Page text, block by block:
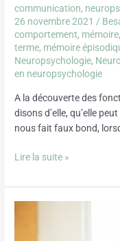
communication,
26 novembre 2021 /
comportement, mémoire,
terme, mémoire
Neuropsychologie,
en neuropsychologie
A la découverte des
disons d’elle, qu’elle
nous fait faux bond,
Lire la suite »